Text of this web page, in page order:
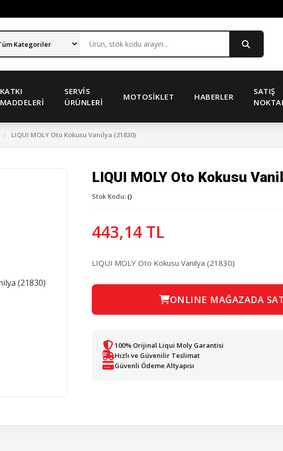
KATKI
MADDELERI
SERVIS
ÜRÜNLERI
MOTOSIKLET HABERLER
SATIŞ
/ LIQUI MOLY Oto Kokusu Vanilya (21830)
LIQUI MOLY Oto Kokusu
Stok Kodu: ()
443,14 TL
LIQUI MOLY Oto Kokusu Vanilya (21830)
ONLINE MAĞAZADA
100% Orijinal Liqui Moly Garantisi
Hızlı ve Güvenilir Teslimat
Güvenli Ödeme Altyapısı